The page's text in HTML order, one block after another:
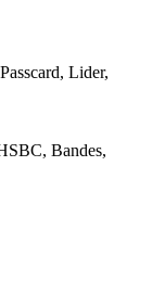
Lider,
Bandes,